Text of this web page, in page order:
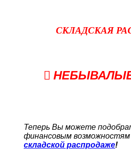
СКЛАДСКАЯ
Теперь Вы можете
финансовым
складской распродаже!